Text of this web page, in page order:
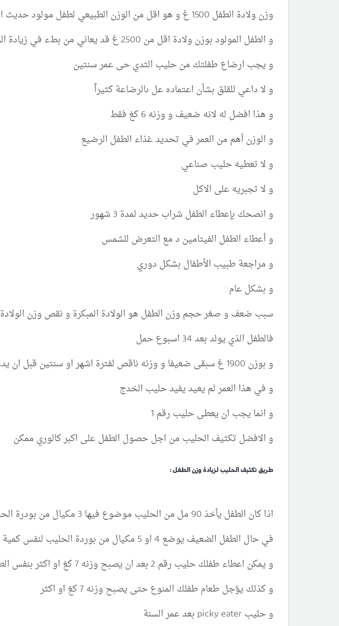
وزن ولادة الطفل 1500 غ و هو اقل من الوزن الطبيعي لطفل مولود حديث الولادة
و الطفل المولود بوزن ولادة اقل من 2500 غ قد يعاني من بطء في زيادة الوزن مقارنة بالطفل المولود بعد حمل 9 شهور و بوزن طبيعي 3 كغ او اكثر
و يجب ارضاع طفلتك من حليب الثدي حى عمر سنتين
و لا داعي للقلق بشأن اعتماده عل ىالرضاعة كثيراً
و هذا افضل له لانه ضعيف و وزنه 6 كغ فقط
و الوزن أهم من العمر في تحديد غذاء الطفل الرضيع
و لا تعطيه حليب صناعي
و لا تجبريه على الاكل
و انصحك بإعطاء الطفل شراب حديد لمدة 3 شهور
و أعطاء الطفل الفيتامين د مع التعرض للشمس
و مراجعة طبيب الأطفال بشكل دوري
و بشكل عام :
سبب ضعف و صغر حجم وزن الطفل هو الولادة المبكرة و نقص وزن الولادة
فالطفل الذي يولد بعد 34 اسبوع حمل
و بوزن 1900 غ سبقى ضعيفا و وزنه ناقص لفترة اشهر او سنتين قبل ان يدرك الوزن الطول الطبيعي
و في هذا العمر لم يعيد يفيد حليب الخدج
و انما يجب ان يعطى حليب رقم 1
و الافضل تكثيف الحليب من اجل حصول الطفل على اكبر كالوري ممكن
طريق تكثيف الحليب لزيادة وزن الطفل :
اذا كان الطفل يأخذ 90 مل من الحليب موضوع فيها 3 مكيال من بودرة الحليب
في حال الطفل الضعيف يوضع 4 او 5 مكيال من بوردة الحليب لنفس كمية الماء و هي 90 مل
و يمكن اعطاء طفلك حليب رقم 2 بعد ان يصبح وزنه 7 كغ او اكثر بنفس الطريقة
و كذلك يؤجل طعام طفلك المنوع حتى يصبح وزنه 7 كغ او اكثر
و حليب picky eater بعد عمر السنة